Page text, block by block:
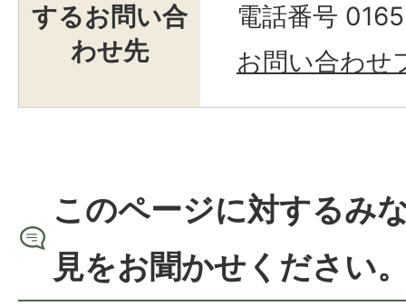
するお問い合
わせ先
電話番号
お問い合わせ
このページに対するみ
見をお聞かせください